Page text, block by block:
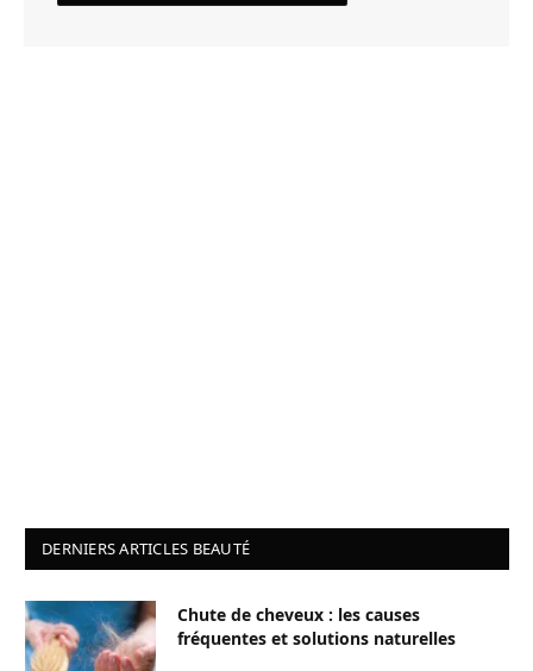
DERNIERS ARTICLES BEAUTÉ
Chute de cheveux : les causes
fréquentes et solutions naturelles